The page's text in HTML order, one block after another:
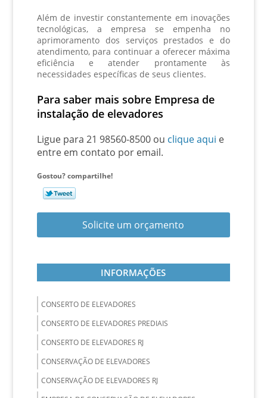
Além de investir constantemente em inovações
tecnológicas, a empresa se empenha no
aprimoramento dos serviços prestados e do
atendimento, para continuar a oferecer máxima
eficiência e atender prontamente às
necessidades específicas de seus clientes.
Para saber mais sobre Empresa de
instalação de elevadores
Ligue para 21 98560-8500ou clique aqui e
entre em contato por email.
Gostou? compartilhe!
Solicite um orçamento
INFORMAÇÕES
CONSERTO DE ELEVADORES
CONSERTO DE ELEVADORES PREDIAIS
CONSERTO DE ELEVADORES RJ
CONSERVAÇÃO DE ELEVADORES
CONSERVAÇÃO DE ELEVADORES RJ